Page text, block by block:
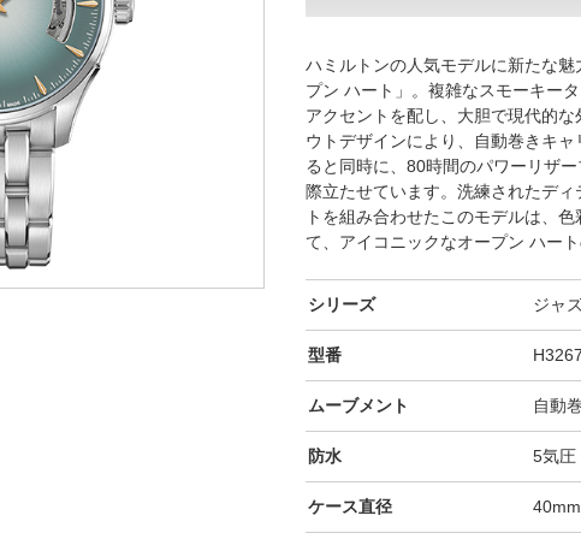
ハミルトンの人気モデルに新たな
プン ハート」。複雑なスモーキー
アクセントを配し、大胆で現代的
ウトデザインにより、自動巻きキ
ると同時に、80時間のパワーリザ
際立たせています。洗練されたデ
トを組み合わせたこのモデルは、
て、アイコニックなオープン ハー
シリーズ ジャ
型番
ムーブメント 自動
防水 5気圧
ケース直径 40mm